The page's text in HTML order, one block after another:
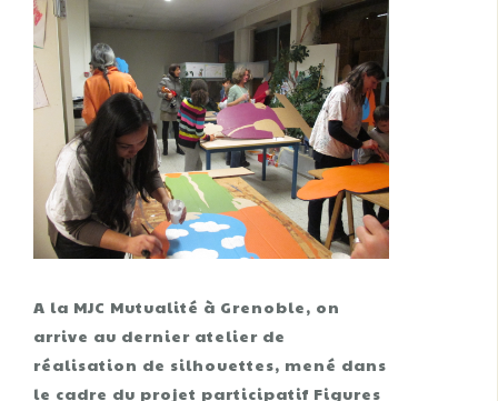
A la MJC Mutualité à Grenoble, on
arrive au dernier atelier de
réalisation de silhouettes, mené dans
le cadre du projet participatif Figures